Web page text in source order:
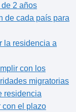
2 años
de cada país para
la residencia a
con los
migratorias
residencia
con el plazo